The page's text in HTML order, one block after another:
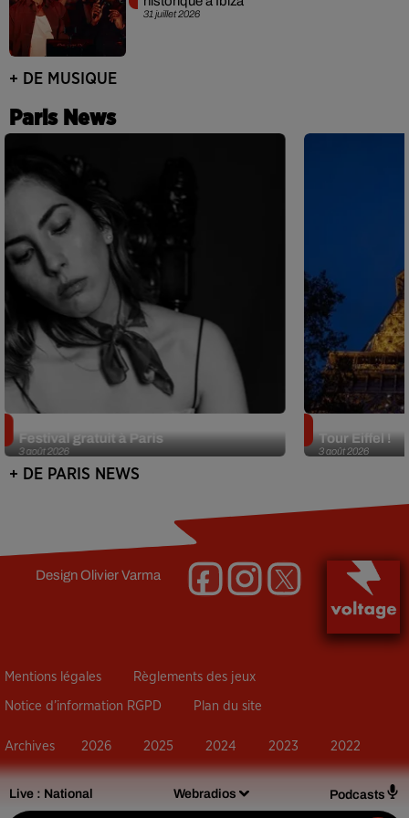
Live : National Webradios Podcasts
31 juillet 2026
+ DE MUSIQUE
Paris News
3 août 2026
Festival gratuit à Paris
3 août 2026
Tour Eiffel !
+ DE PARIS NEWS
DesignOlivier Varma
Mentions légales Règlements des jeux
Notice d’information RGPD Plan du site
Archives 2026 2025 2024 2023 2022